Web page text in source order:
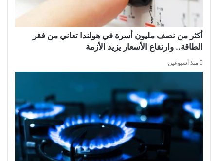
أكثر من نصف مليون أسرة في هولندا تعاني من فقر
الطاقة.. وارتفاع الأسعار يزيد الأزمة
منذ أسبوعين